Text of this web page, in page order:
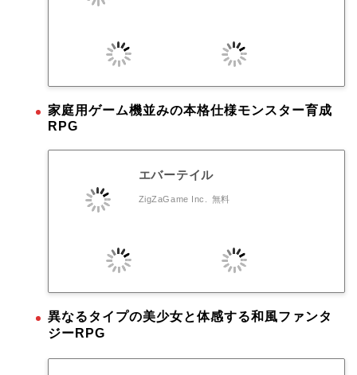
家庭用ゲーム機並みの本格仕様モンスター育成
RPG
エバーテイル
ZigZaGame Inc. 無料
異なるタイプの美少女と体感する和風ファンタ
ジーRPG